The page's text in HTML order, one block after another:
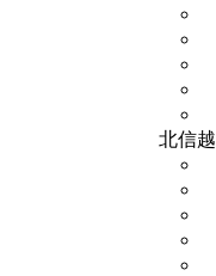
北信越